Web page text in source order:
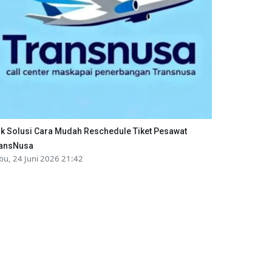
Solusi Cara Mudah Reschedule Tiket Pesawat
24 Juni 2026 21:42